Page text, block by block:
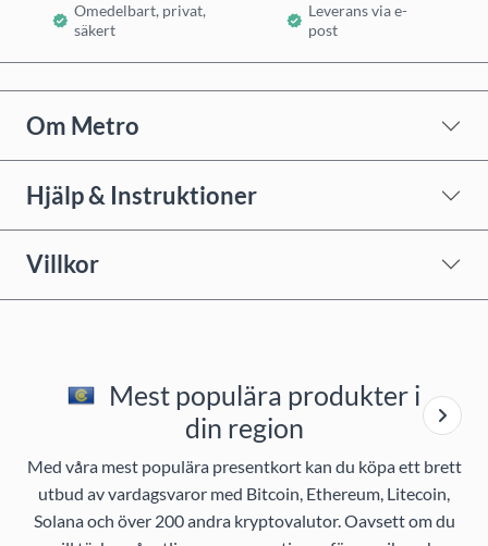
Omedelbart, privat,
säkert
Leverans via e-
post
Om Metro
Hjälp & Instruktioner
Villkor
Mest populära produkter i
din region
Med våra mest populära presentkort kan du köpa ett brett
utbud av vardagsvaror med Bitcoin, Ethereum, Litecoin,
Solana och över 200 andra kryptovalutor. Oavsett om du